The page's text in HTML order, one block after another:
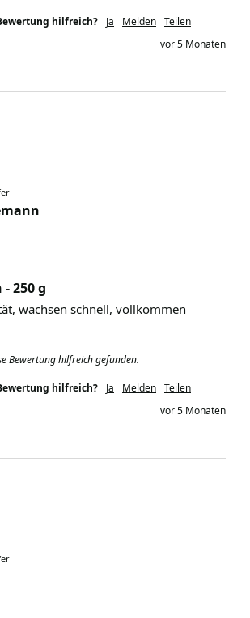
hilfreich? Ja Melden Teilen
vor 5 Monaten
250 g
wachsen schnell, vollkommen
Bewertung hilfreich gefunden.
hilfreich? Ja Melden Teilen
vor 5 Monaten